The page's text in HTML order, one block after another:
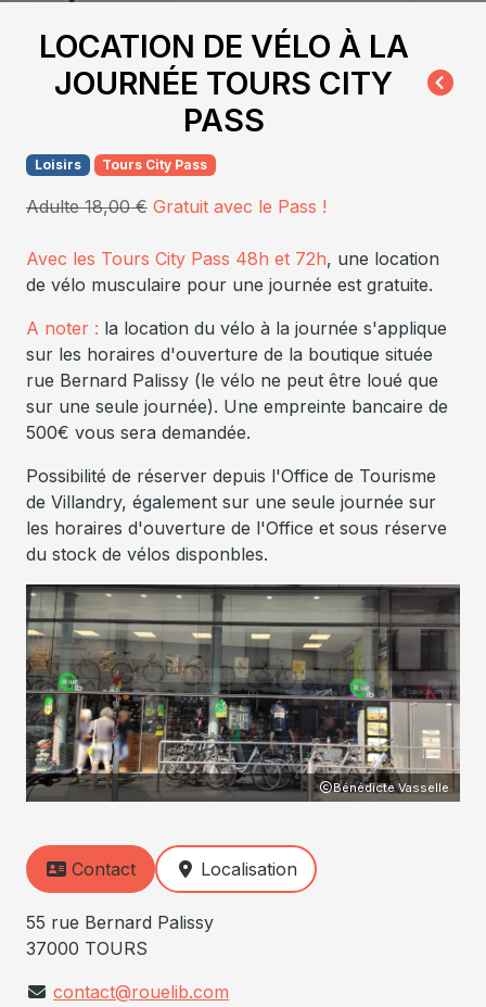
LOCATION DE VÉLO À LA
JOURNÉE TOURS CITY
PASS
Loisirs Tours City Pass
Adulte 18,00 € Gratuit avec le Pass !
Avec les Tours City Pass 48h et 72h, une location
de vélo musculaire pour une journée est gratuite.
A noter : la location du vélo à la journée s'applique
sur les horaires d'ouverture de la boutique située
rue Bernard Palissy (le vélo ne peut être loué que
sur une seule journée). Une empreinte bancaire de
500€ vous sera demandée.
Possibilité de réserver depuis l'Office de Tourisme
de Villandry, également sur une seule journée sur
les horaires d'ouverture de l'Office et sous réserve
du stock de vélos disponbles.
Bénédicte Vasselle
Contact Localisation
55 rue Bernard Palissy
37000 TOURS
contact@rouelib.com